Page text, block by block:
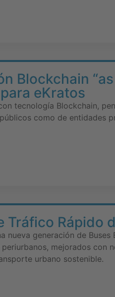
Blockchain
eKratos
tecnología Blockchain,
como de entidades
Tráfico Rápido
nueva generación de
mejorados con
urbano sostenible.